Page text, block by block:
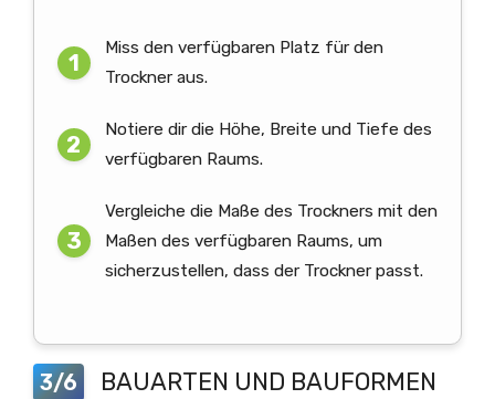
Miss den verfügbaren Platz für den
Trockner aus.
Notiere dir die Höhe, Breite und Tiefe des
verfügbaren Raums.
Vergleiche die Maße des Trockners mit den
Maßen des verfügbaren Raums, um
sicherzustellen, dass der Trockner passt.
3/6
BAUARTEN UND BAUFORMEN